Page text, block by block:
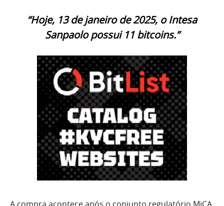
“Hoje, 13 de janeiro de 2025, o Intesa
Sanpaolo possui 11 bitcoins.”